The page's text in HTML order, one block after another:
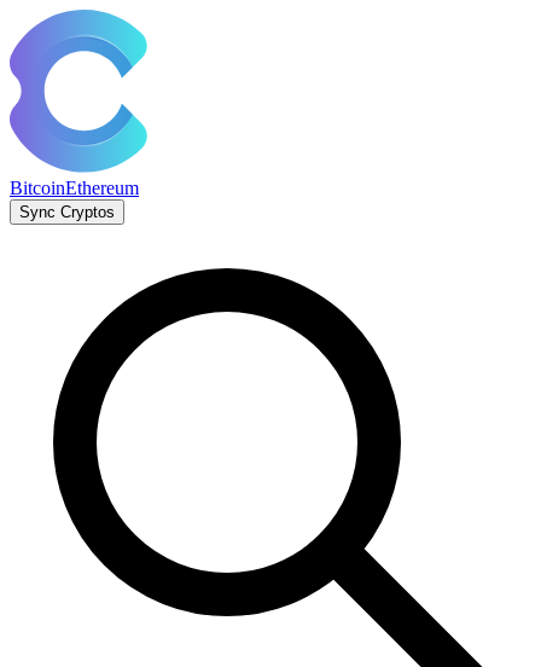
BitcoinEthereum
Sync Cryptos